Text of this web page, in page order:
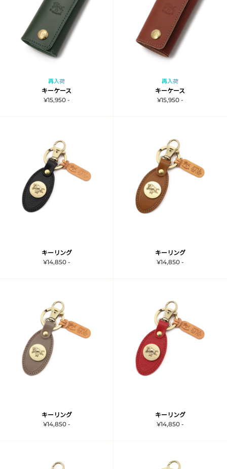
再入荷
キーケース
¥15,950 -
再入荷
キーケース
¥15,950 -
キーリング
¥14,850 -
キーリング
¥14,850 -
キーリング
¥14,850 -
キーリング
¥14,850 -